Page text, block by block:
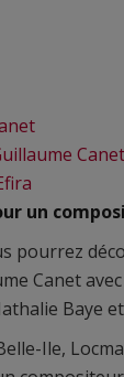
Canet
un
pourrez
Canet
Baye
Ile,